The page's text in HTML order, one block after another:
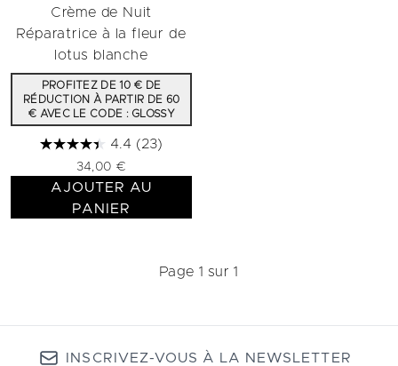
Crème de Nuit
Réparatrice à la fleur de
lotus blanche
PROFITEZ DE 10 € DE
RÉDUCTION À PARTIR DE 60
€ AVEC LE CODE : GLOSSY
4.4 (23)
34,00 €
AJOUTER AU
PANIER
Page 1 sur 1
INSCRIVEZ-VOUS À LA NEWSLETTER